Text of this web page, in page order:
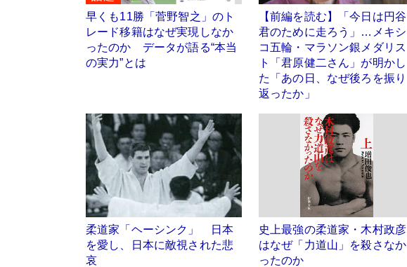
早くも11勝「菅野智之」のト
レード移籍はなぜ実現しなか
ったのか データが語る“本当
の実力”とは
【前編を読む】「今日は円谷
君のために走ろう」…メキシ
コ五輪・マラソン銀メダリス
ト「君原健二さん」が明かし
た「あの日、なぜ後ろを振り
返ったか」
柔道家「ヘーシンク」 日本
を愛し、日本に敵視された悲
哀
史上最強の柔道家・木村政彦
はなぜ「力道山」を殺さなか
ったのか